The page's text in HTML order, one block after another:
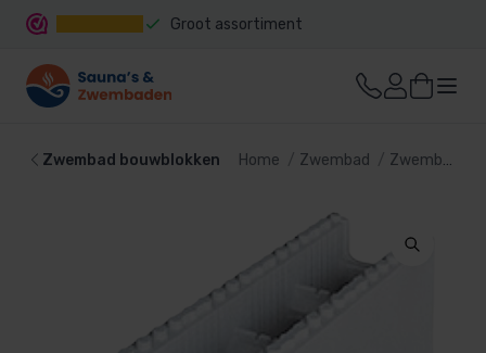
Groot assortiment
Zwembad bouwblokken Home Zwembad Zwembaden